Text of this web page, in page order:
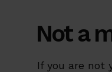
Not a
If you are not